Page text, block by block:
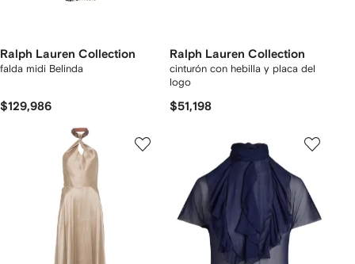
Ralph Lauren Collection
falda midi Belinda
$129,986
Ralph Lauren Collection
cinturón con hebilla y placa del
logo
$51,198